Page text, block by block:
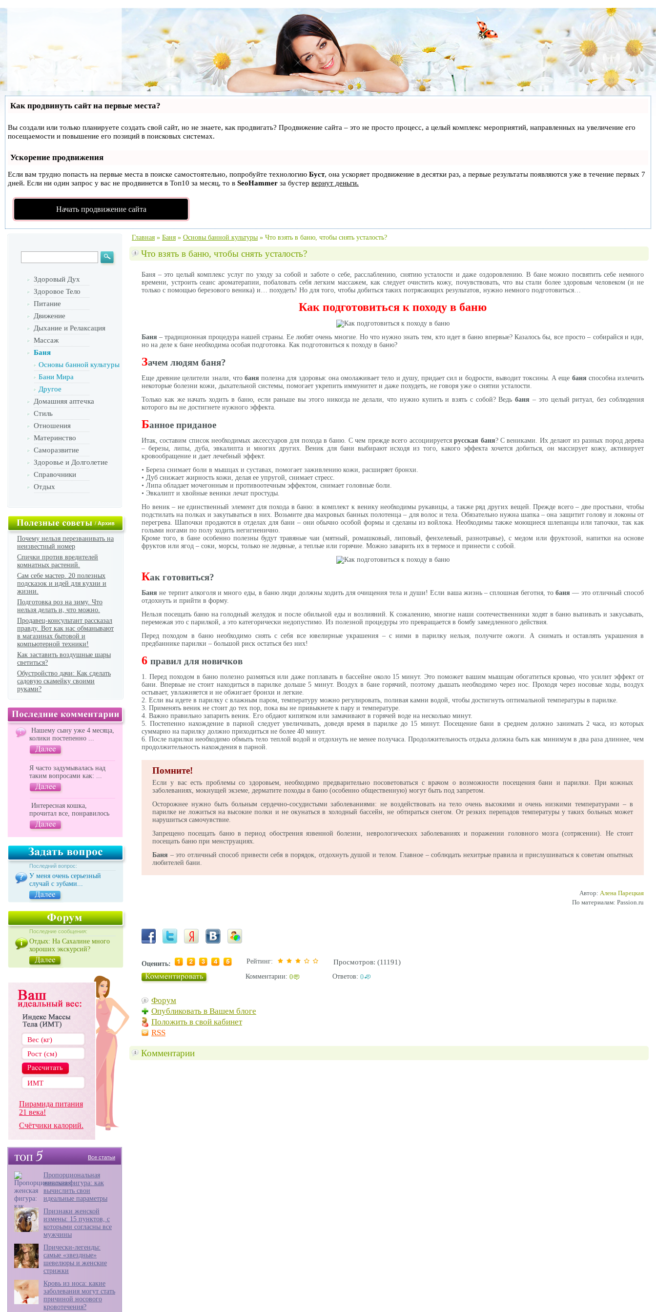
Как продвинуть сайт на первые места?
Вы создали или только планируете создать свой сайт, но не знаете, как продвигать? Продвижение сайта – это не просто процесс, а целый комплекс мероприятий, направленных на увеличение его
посещаемости и повышение его позиций в поисковых системах.
Ускорение продвижения
Если вам трудно попасть на первые места в поиске самостоятельно, попробуйте технологию Буст, она ускоряет продвижение в десятки раз, а первые результаты появляются уже в течение первых 7
дней. Если ни один запрос у вас не продвинется в Топ10 за месяц, то в SeoHammer за бустер вернут деньги.
Начать продвижение сайта
Здоровый Дух
Здоровое Тело
Питание
Движение
Дыхание и Релаксация
Массаж
Баня
Основы банной культуры
Бани Мира
Другое
Домашняя аптечка
Стиль
Отношения
Материнство
Саморазвитие
Здоровье и Долголетие
Справочники
Отдых
/Архив
Почему нельзя перезванивать на
неизвестный номер
Спички против вредителей
комнатных растений.
Сам себе мастер. 20 полезных
подсказок и идей для кухни и
жизни.
Подготовка роз на зиму. Что
нельзя делать и, что можно.
Продавец-консультант рассказал
правду. Вот как нас обманывают
в магазинах бытовой и
компьютерной техники!
Как заставить воздушные шары
светиться?
Обустройство дачи: Как сделать
садовую скамейку своими
руками?
Нашему сыну уже 4 месяца,
колики постепенно ...
Я часто задумывалась над
таким вопросами как: ...
Интересная кошка,
прочитал все, понравилось
Последний вопрос:
У меня очень серьезный
случай с зубами...
Последние сообщения:
Отдых: На Сахалине много
хороших экскурсий?
Пирамида питания
21 века!
Счётчики калорий.
Все статьи
Пропорциональная
женская фигура: как
вычислить свои
идеальные параметры
Признаки женской
измены: 15 пунктов, с
которыми согласны все
мужчины
Прически-легенды:
самые «звездные»
шевелюры и женские
стрижки
Кровь из носа: какие
заболевания могут стать
причиной носового
кровотечения?
Главная » Баня » Основы банной культуры » Что взять в баню, чтобы снять усталость?
Что взять в баню, чтобы снять усталость?
Баня – это целый комплекс услуг по уходу за собой и заботе о себе, расслаблению, снятию усталости и даже оздоровлению. В бане можно посвятить себе немного
времени, устроить сеанс ароматерапии, побаловать себя легким массажем, как следует очистить кожу, почувствовать, что вы стали более здоровым человеком (и не
только с помощью березового веника) и… похудеть! Но для того, чтобы добиться таких потрясающих результатов, нужно немного подготовиться…
Как подготовиться к походу в баню
Баня – традиционная процедура нашей страны. Ее любят очень многие. Но что нужно знать тем, кто идет в баню впервые? Казалось бы, все просто – собирайся и иди,
но на деле к бане необходима особая подготовка. Как подготовиться к походу в баню?
Зачем людям баня?
Еще древние целители знали, чтобаня полезна для здоровья: она омолаживает тело и душу, придает сил и бодрости, выводит токсины. А еще баня способна излечить
некоторые болезни кожи, дыхательной системы, помогает укрепить иммунитет и даже похудеть, не говоря уже о снятии усталости.
Только как же начать ходить в баню, если раньше вы этого никогда не делали, что нужно купить и взять с собой? Ведьбаня – это целый ритуал, без соблюдения
которого вы не достигнете нужного эффекта.
Банное приданое
Итак, составим список необходимых аксессуаров для похода в баню. С чем прежде всего ассоциируетсярусская баня? С вениками. Их делают из разных пород дерева
– березы, липы, дуба, эвкалипта и многих других. Веник для бани выбирают исходя из того, какого эффекта хочется добиться, он массирует кожу, активирует
кровообращение и дает лечебный эффект.
• Береза снимает боли в мышцах и суставах, помогает заживлению кожи, расширяет бронхи.
• Дуб снижает жирность кожи, делая ее упругой, снимает стресс.
• Липа обладает мочегонным и противоотечным эффектом, снимает головные боли.
• Эвкалипт и хвойные веники лечат простуды.
Но веник – не единственный элемент для похода в баню: в комплект к венику необходимы рукавицы, а также ряд других вещей. Прежде всего – две простыни, чтобы
подстилать на полках и закутываться в них. Возьмите два махровых банных полотенца – для волос и тела. Обязательно нужна шапка – она защитит голову и локоны от
перегрева. Шапочки продаются в отделах для бани – они обычно особой формы и сделаны из войлока. Необходимы также моющиеся шлепанцы или тапочки, так как
голыми ногами по полу ходить негигиенично.
Кроме того, в бане особенно полезны будут травяные чаи (мятный, ромашковый, липовый, фенхелевый, разнотравье), с медом или фруктозой, напитки на основе
фруктов или ягод – соки, морсы, только не ледяные, а теплые или горячие. Можно заварить их в термосе и принести с собой.
Как готовиться?
Баня не терпит алкоголя и много еды, в баню люди должны ходить для очищения тела и души! Если ваша жизнь – сплошная беготня, то баня — это отличный способ
отдохнуть и прийти в форму.
Нельзя посещать баню на голодный желудок и после обильной еды и возлияний. К сожалению, многие наши соотечественники ходят в баню выпивать и закусывать,
перемежая это с парилкой, а это категорически недопустимо. Из полезной процедуры это превращается в бомбу замедленного действия.
Перед походом в баню необходимо снять с себя все ювелирные украшения – с ними в парилку нельзя, получите ожоги. А снимать и оставлять украшения в
предбаннике парилки – большой риск остаться без них!
6 правил для новичков
1. Перед походом в баню полезно размяться или даже поплавать в бассейне около 15 минут. Это поможет вашим мышцам обогатиться кровью, что усилит эффект от
бани. Впервые не стоит находиться в парилке дольше 5 минут. Воздух в бане горячий, поэтому дышать необходимо через нос. Проходя через носовые ходы, воздух
остывает, увлажняется и не обжигает бронхи и легкие.
2. Если вы идете в парилку с влажным паром, температуру можно регулировать, поливая камни водой, чтобы достигнуть оптимальной температуры в парилке.
3. Применять веник не стоит до тех пор, пока вы не привыкнете к пару и температуре.
4. Важно правильно запарить веник. Его обдают кипятком или замачивают в горячей воде на несколько минут.
5. Постепенно нахождение в парной следует увеличивать, доведя время в парилке до 15 минут. Посещение бани в среднем должно занимать 2 часа, из которых
суммарно на парилку должно приходиться не более 40 минут.
6. После парилки необходимо обмыть тело теплой водой и отдохнуть не менее получаса. Продолжительность отдыха должна быть как минимум в два раза длиннее, чем
продолжительность нахождения в парной.
Помните!
Если у вас есть проблемы со здоровьем, необходимо предварительно посоветоваться с врачом о возможности посещения бани и парилки. При кожных
заболеваниях, мокнущей экземе, дерматите походы в баню (особенно общественную) могут быть под запретом.
Осторожнее нужно быть больным сердечно-сосудистыми заболеваниями: не воздействовать на тело очень высокими и очень низкими температурами – в
парилке не ложиться на высокие полки и не окунаться в холодный бассейн, не обтираться снегом. От резких перепадов температуры у таких больных может
нарушиться самочувствие.
Запрещено посещать баню в период обострения язвенной болезни, неврологических заболеваниях и поражении головного мозга (сотрясении). Не стоит
посещать баню при менструациях.
Баня – это отличный способ привести себя в порядок, отдохнуть душой и телом. Главное – соблюдать нехитрые правила и прислушиваться к советам опытных
любителей бани.
Автор: Алена Парецкая
По материалам: Passion.ru
Оценить: Рейтинг: Просмотров: (11191)
Комментарии: 0 Ответов: 0
Форум
Опубликовать в Вашем блоге
Положить в свой кабинет
RSS
Комментарии